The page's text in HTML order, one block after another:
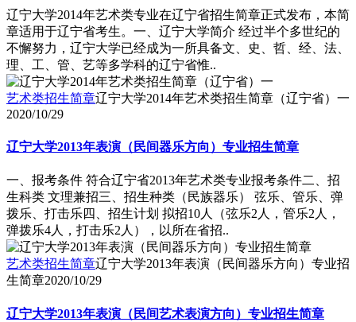
辽宁大学2014年艺术类专业在辽宁省招生简章正式发布，本简
章适用于辽宁省考生。一、辽宁大学简介 经过半个多世纪的
不懈努力，辽宁大学已经成为一所具备文、史、哲、经、法、
理、工、管、艺等多学科的辽宁省惟..
艺术类招生简章辽宁大学2014年艺术类招生简章（辽宁省）一
2020/10/29
辽宁大学2013年表演（民间器乐方向）专业招生简章
一、报考条件 符合辽宁省2013年艺术类专业报考条件二、招
生科类 文理兼招三、招生种类（民族器乐） 弦乐、管乐、弹
拨乐、打击乐四、招生计划 拟招10人（弦乐2人，管乐2人，
弹拨乐4人，打击乐2人），以所在省招..
艺术类招生简章辽宁大学2013年表演（民间器乐方向）专业招
生简章2020/10/29
辽宁大学2013年表演（民间艺术表演方向）专业招生简章